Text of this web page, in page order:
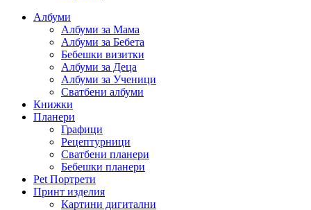
Албуми
Албуми за Мама
Албуми за Бебета
Бебешки визитки
Албуми за Деца
Албуми за Ученици
Сватбени албуми
Книжки
Планери
Графици
Рецептурници
Сватбени планери
Бебешки планери
Pet Портрети
Принт изделия
Картини дигитални